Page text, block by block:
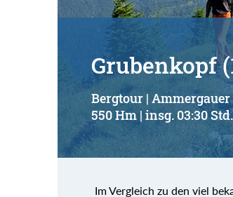
Grubenkopf
Bergtour |
550 Hm | insg. 03:30
Im Vergleich zu den viel